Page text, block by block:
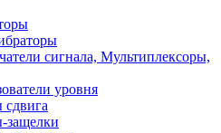
сигнала, Мультиплексоры,
уровня
сдвига
защелки